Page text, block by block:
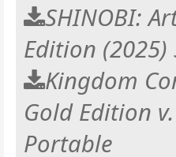
SHINOBI:
Edition (2025)
Kingdom
Gold Edition
Portable